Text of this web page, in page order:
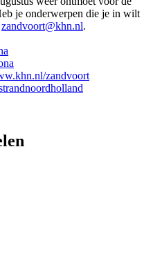
je onderwerpen die je in wilt
zandvoort@khn.nl.
zandvoort